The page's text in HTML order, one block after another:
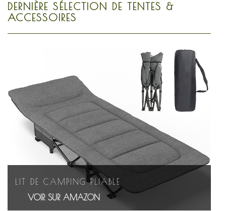
DERNIÈRE SÉLECTION DE TENTES &
ACCESSOIRES
LIT DE CAMPING PLIABLE
VOIR SUR AMAZON